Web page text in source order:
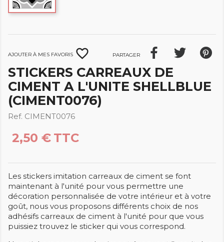
Ajouter à mes favoris favorite_border Partager
STICKERS CARREAUX DE
CIMENT A L'UNITE SHELLBLUE
(CIMENT0076)
Ref. CIMENT0076
2,50 € TTC
Les stickers imitation carreaux de ciment se font
maintenant à l'unité pour vous permettre une
décoration personnalisée de votre intérieur et à votre
goût, nous vous proposons différents choix de nos
adhésifs carreaux de ciment à l'unité pour que vous
puissiez trouvez le sticker qui vous correspond.